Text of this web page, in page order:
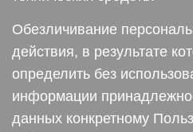
Обезличивание
действия, в результате
определить без
информации
данных конкретному